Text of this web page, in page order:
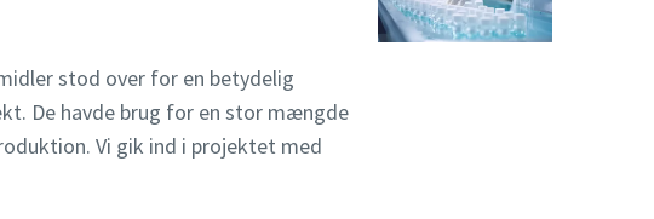
stod over for en betydelig
De havde brug for en stor mængde
Vi gik ind i projektet med